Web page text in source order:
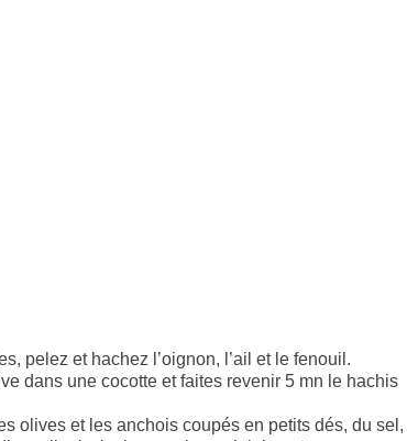
pelez et hachez l’oignon, l’ail et le fenouil.
dans une cocotte et faites revenir 5 mn le hachis
olives et les anchois coupés en petits dés, du sel,